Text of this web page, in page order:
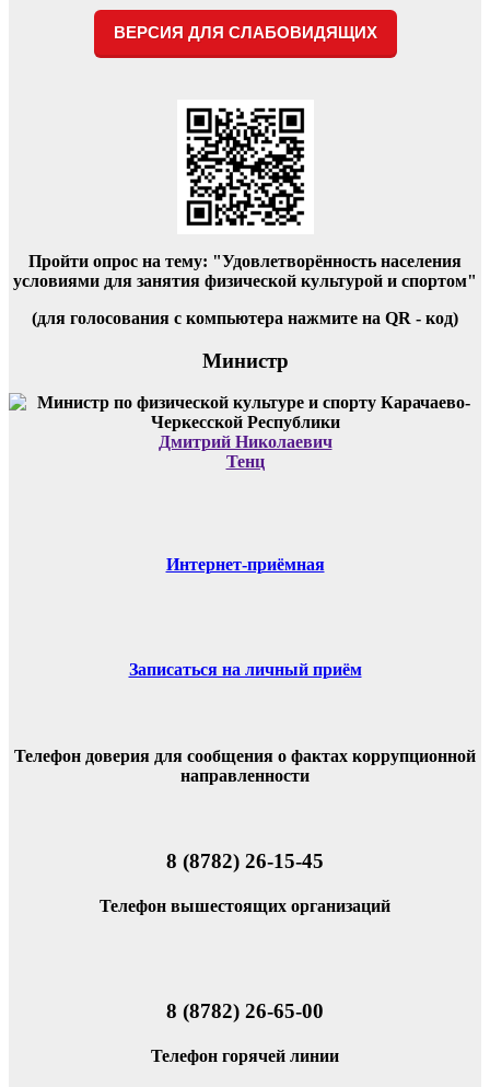
ВЕРСИЯ ДЛЯ СЛАБОВИДЯЩИХ
Пройти опрос на тему: "Удовлетворённость населения
условиями для занятия физической культурой и спортом"
(для голосования с компьютера нажмите на QR - код)
Министр
Дмитрий Николаевич
Тенц
Интернет-приёмная
Записаться на личный приём
Телефон доверия для сообщения о фактах коррупционной
направленности
8 (8782) 26-15-45
Телефон вышестоящих организаций
8 (8782) 26-65-00
Телефон горячей линии